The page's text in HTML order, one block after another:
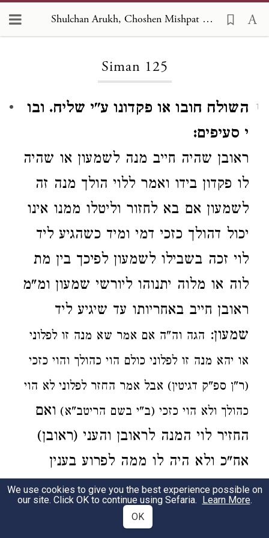
Shulchan Arukh, Choshen Mishpat 125
Siman 125
1
השולח חובו או פקדונו ע"י שליח. ובו
י סעיפים:
ראובן שהיה חייב מנה לשמעון או שהיה
לו פקדון בידו ואמר ללוי הולך מנה זה
לשמעון אם בא לחזור וליטלו ממנו אינו
יכול דהולך כזכי דמי ומיד כשהגיע ליד
לוי זכה בשבילו לשמעון לפיכך בין מת
לוה או מלוה יתנוהו ליורשי שמעון ומ"מ
ראובן חייב באחריותו עד שיגיע ליד
שמעון: הגה וה"ה אם אמר שא מנה זו לפלוני
או יהא מנה זו לפלוני כולם הוי כהולך והוי כזכי
(ר"ן ספ"ק דגיטין) אבל אמר החזר לפלוני לא הוי
כהולך ולא הוי כזכי (ב"י בשם הריטב"א) ואם
החזיר לוי המנה לראובן והעני (ראובן)
אח"כ ולא היה לו ממה לפרוע בענין
שהפסיד שמעון שלו לוי חייב לשלם
שהוא פשע במה שהחזירו לראובן
We use cookies to give you the best experience possible on
our site. Click OK to continue using Sefaria. Learn More.
OK